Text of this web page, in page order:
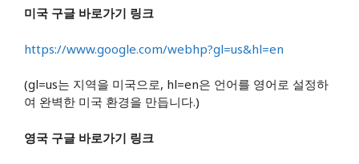
미국 구글 바로가기 링크
https://www.google.com/webhp?gl=us&hl=en
(gl=us는 지역을 미국으로, hl=en은 언어를 영어로 설정하
여 완벽한 미국 환경을 만듭니다.)
영국 구글 바로가기 링크